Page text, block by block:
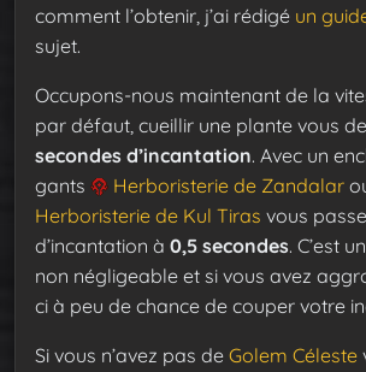
comment l’obtenir, j’ai rédigé un
sujet.
Occupons-nous maintenant de la
par défaut, cueillir une plante vous
secondes d’incantation. Avec un
gants
Herboristerie de Zandalar
Herboristerie de Kul Tiras vous
d’incantation à 0,5 secondes. C’est
non négligeable et si vous avez
ci à peu de chance de couper votre
Si vous n’avez pas de Golem Céleste